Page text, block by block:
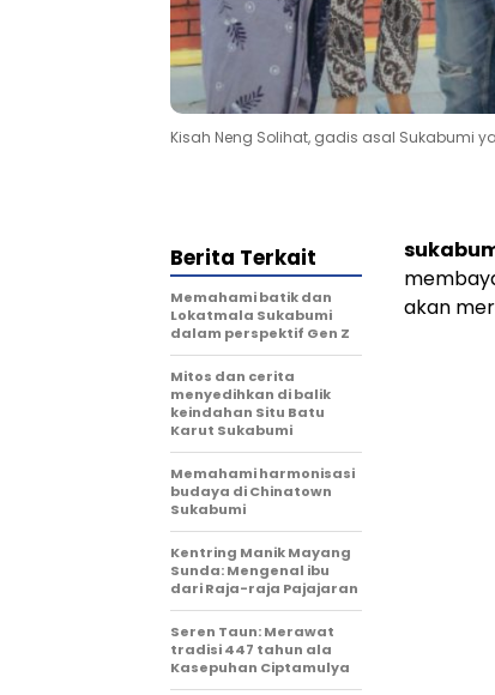
Kisah Neng Solihat, gadis asal Sukabumi
akan
Berita Terkait
Memahami batik dan
Lokatmala Sukabumi
dalam perspektif Gen Z
Mitos dan cerita
menyedihkan di balik
keindahan Situ Batu
Karut Sukabumi
Memahami harmonisasi
budaya di Chinatown
Sukabumi
Kentring Manik Mayang
Sunda: Mengenal ibu
dari Raja-raja Pajajaran
Seren Taun: Merawat
tradisi 447 tahun ala
Kasepuhan Ciptamulya